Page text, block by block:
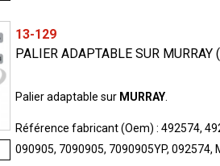
13-129
PALIER ADAPTABLE SUR MURRAY
Palier adaptable sur MURRAY.
Référence fabricant (Oem) : 492574,
090905, 7090905, 7090905YP, 092574,